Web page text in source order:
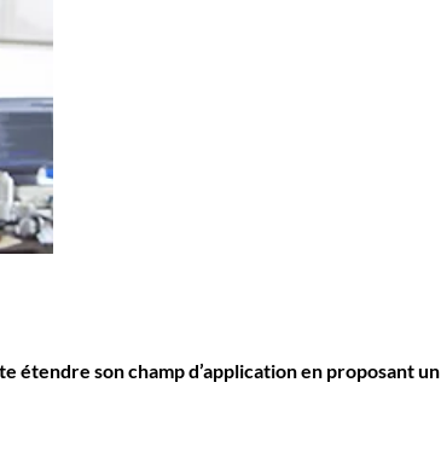
son champ d’application en proposant un